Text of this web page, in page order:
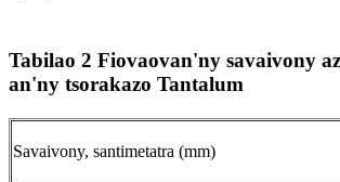
Tabilao 2 Fiovaovan'ny savaivony
an'ny tsorakazo Tantalum
Savaivony, santimetatra (mm)